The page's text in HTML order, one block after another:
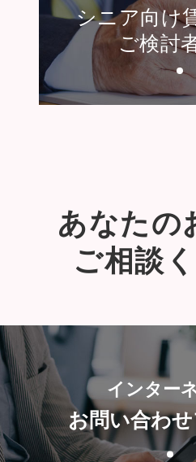
シニア向け
ご検討
あなたの
ご相談
インター
お問い合わ